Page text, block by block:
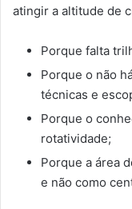
atingir a altitude de
Porque falta
Porque o não
técnicas e
Porque o
rotatividade;
Porque a área
e não como